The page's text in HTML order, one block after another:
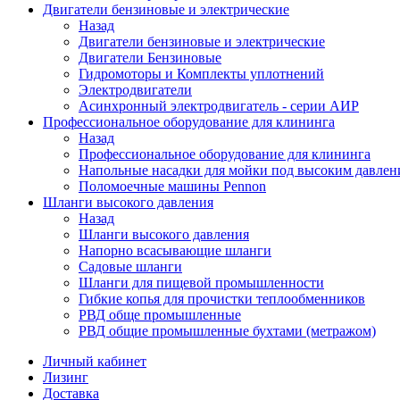
Двигатели бензиновые и электрические
Назад
Двигатели бензиновые и электрические
Двигатели Бензиновые
Гидромоторы и Комплекты уплотнений
Электродвигатели
Асинхронный электродвигатель - серии АИР
Профессиональное оборудование для клининга
Назад
Профессиональное оборудование для клининга
Напольные насадки для мойки под высоким
Поломоечные машины Pennon
Шланги высокого давления
Назад
Шланги высокого давления
Напорно всасывающие шланги
Садовые шланги
Шланги для пищевой промышленности
Гибкие копья для прочистки теплообменников
РВД обще промышленные
РВД общие промышленные бухтами (метражом)
Личный кабинет
Лизинг
Доставка